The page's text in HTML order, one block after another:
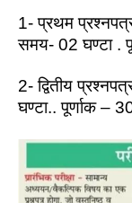
1- प्रथम प्रश्नपत्र
समय- 02 घण्टा .
2- द्वितीय
घण्टा.. पूर्णाक –